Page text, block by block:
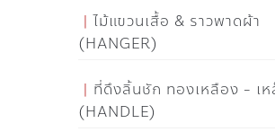
ไม้แขวนเสื้อ & ราวพาดผ้า
(HANGER)
ที่ดึงลิ้นชัก ทองเหลือง - เห
(HANDLE)